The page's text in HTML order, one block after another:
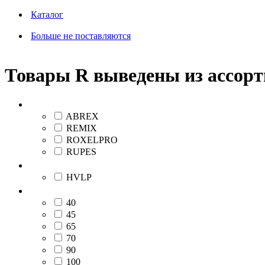
Каталог
Больше не поставляются
Товары R выведены из
ABREX
REMIX
ROXELPRO
RUPES
HVLP
40
45
65
70
90
100